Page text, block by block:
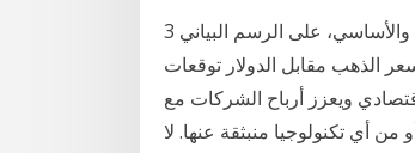
3 أيار (مايو) 2020 في محاولة للتنبؤ بسعر بيتكوين باستخدام التحليل الفني والأساسي، على الرسم البياني
الذهب مقابل الدولار توقعات
ويعزز أرباح الشركات مع
أي تكنولوجيا منبثقة عنها. لا